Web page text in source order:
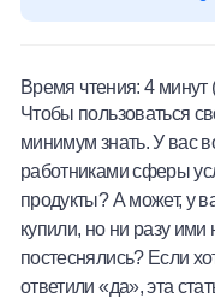
Халва
Онлайн-
Премиальный
Время чтения:4 минут
Чтобы пользоваться
минимум знать. У вас
работниками сферы
продукты? А может, у
купили, но ни разу ими
постеснялись? Если
ответили «да», эта